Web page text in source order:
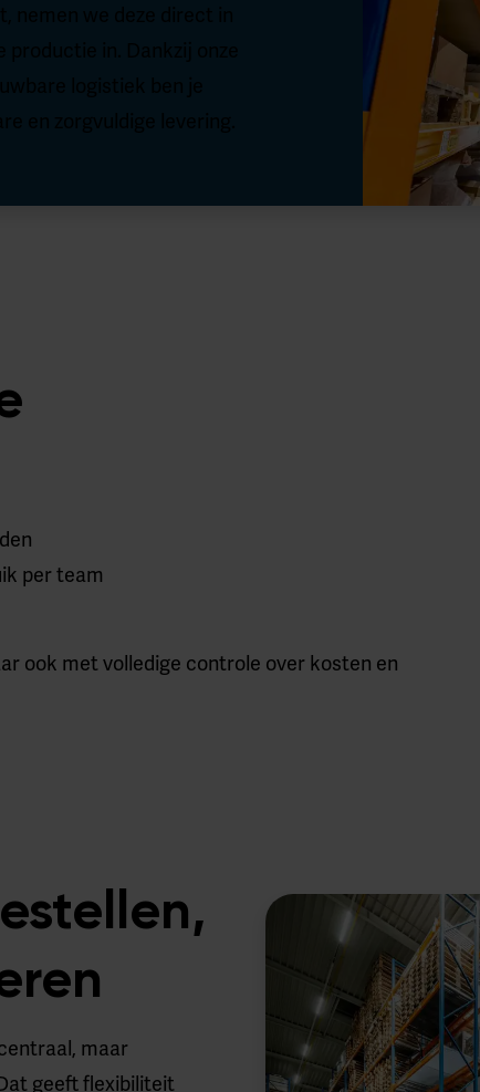
per team
ook met volledige controle over kosten en
maar
geeft flexibiliteit